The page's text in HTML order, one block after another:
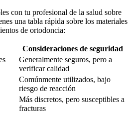
con tu profesional de la salud sobre
una tabla rápida sobre los materiales
de ortodoncia:
Consideraciones de seguridad
Generalmente seguros, pero a
verificar calidad
Comúnmente utilizados, bajo
riesgo de reacción
Más discretos, pero susceptibles a
fracturas